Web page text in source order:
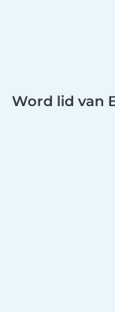
Word lid van